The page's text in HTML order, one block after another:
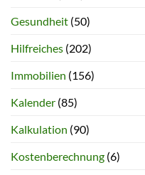
Gesundheit (50)
Hilfreiches (202)
Immobilien (156)
Kalender (85)
Kalkulation (90)
Kostenberechnung (6)